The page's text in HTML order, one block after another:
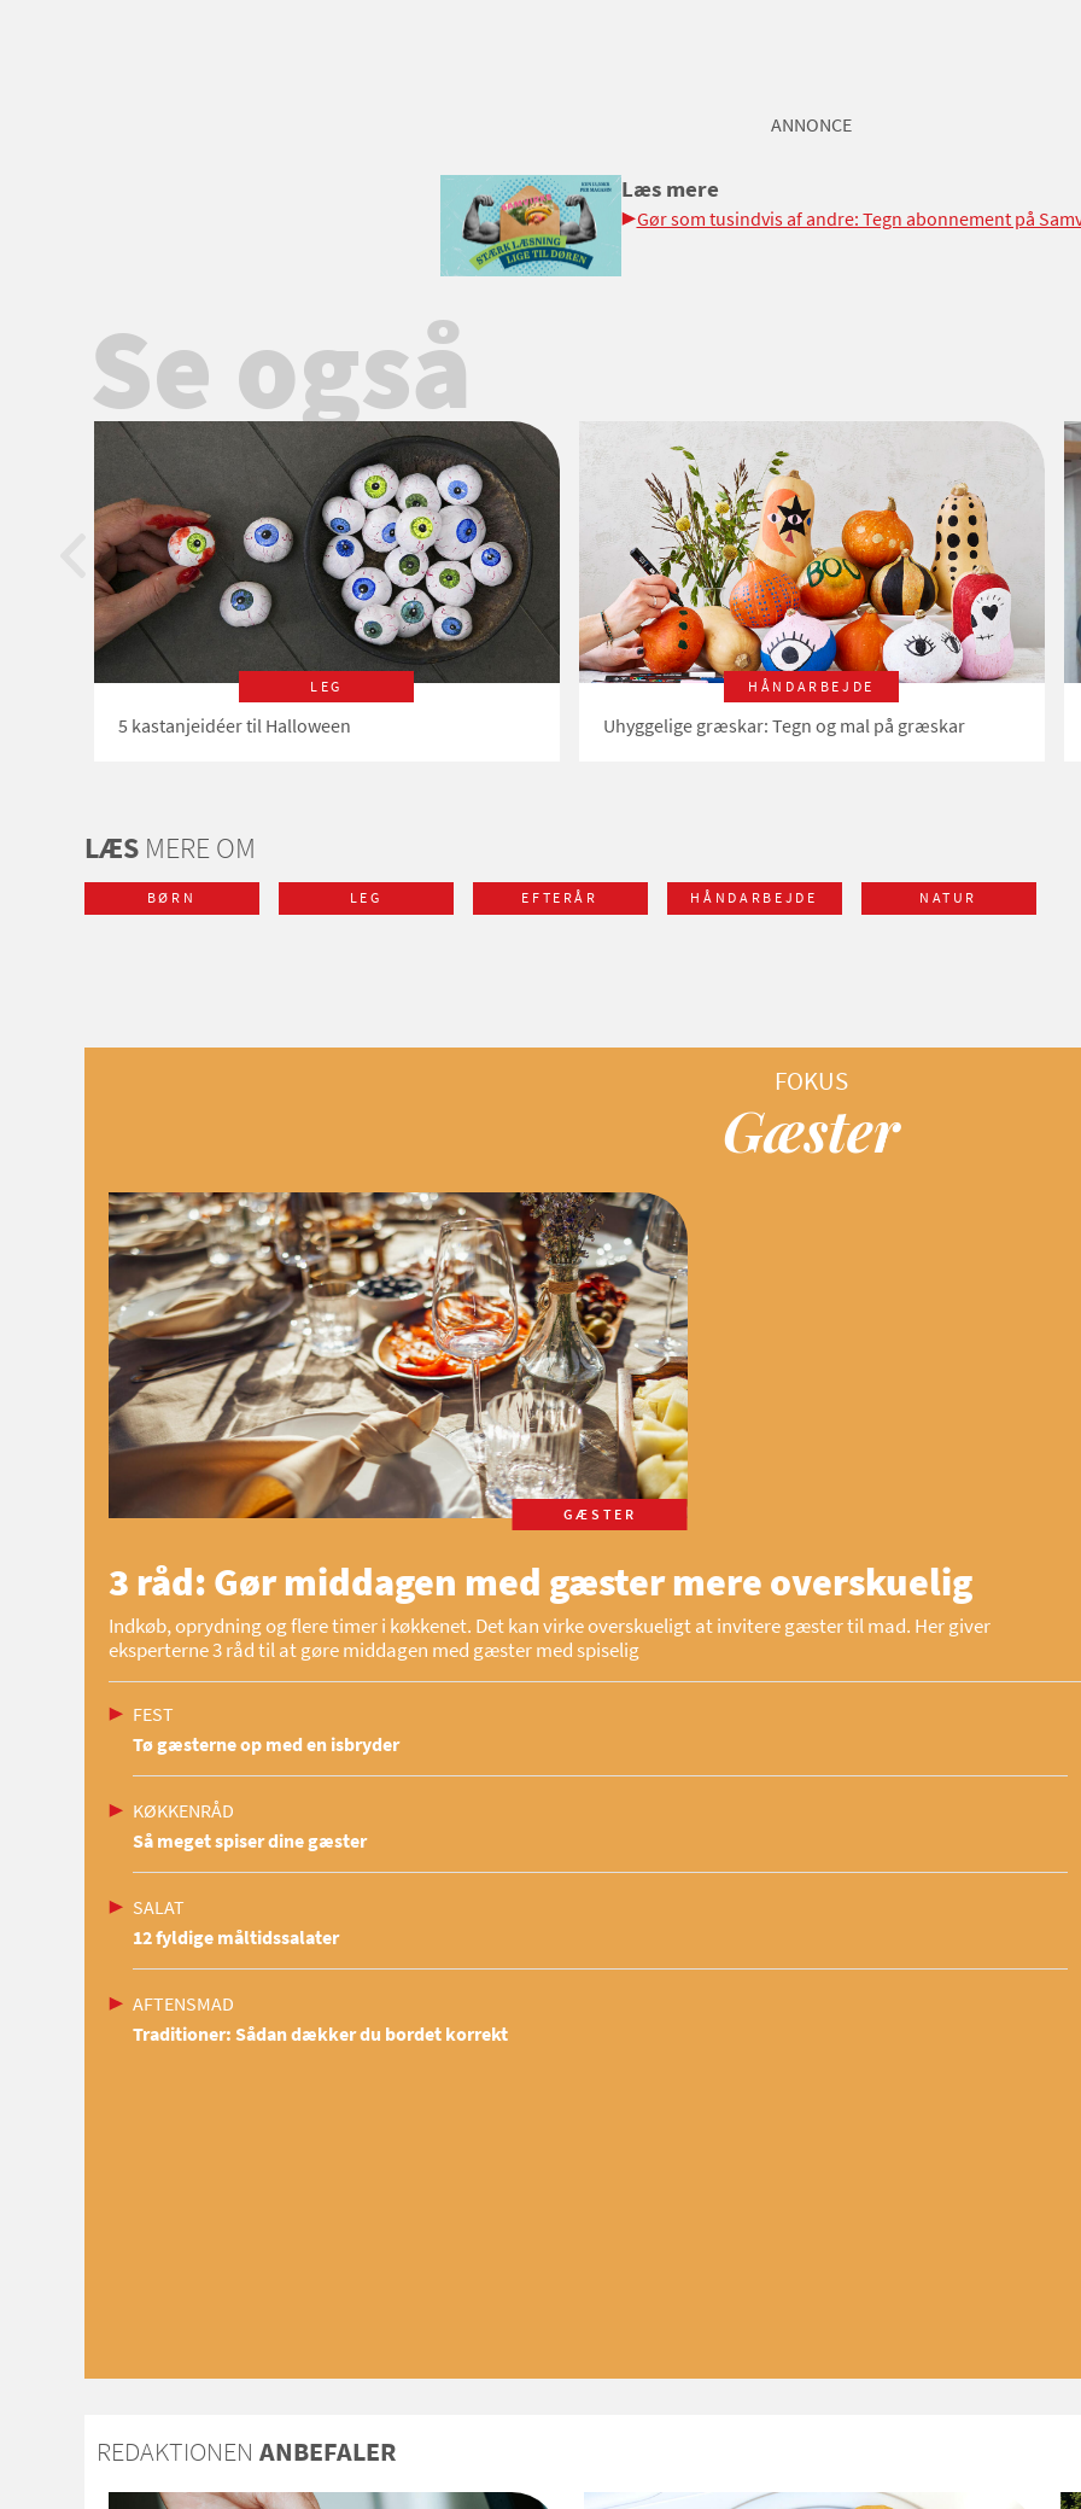
ANNONCE
Læs mere
Gør som tusindvis af andre: Tegn abonnement på
Se også
LEG
5 kastanjeidéer til Halloween
HÅNDARBEJDE
Uhyggelige græskar: Tegn og mal på græskar
LÆSMERE OM
BØRN LEG EFTERÅR HÅNDARBEJDE NATUR
Gæster
GÆSTER
3 råd: Gør middagen med gæster mere overskuelig
Indkøb, oprydning og flere timer i køkkenet. Det kan virke overskueligt at invitere gæster til mad. Her giver
eksperterne 3 råd til at gøre middagen med gæster med spiselig
FEST
Tø gæsterne op med en isbryder
KØKKENRÅD
Så meget spiser dine gæster
SALAT
12 fyldige måltidssalater
AFTENSMAD
Traditioner: Sådan dækker du bordet korrekt
REDAKTIONEN ANBEFALER